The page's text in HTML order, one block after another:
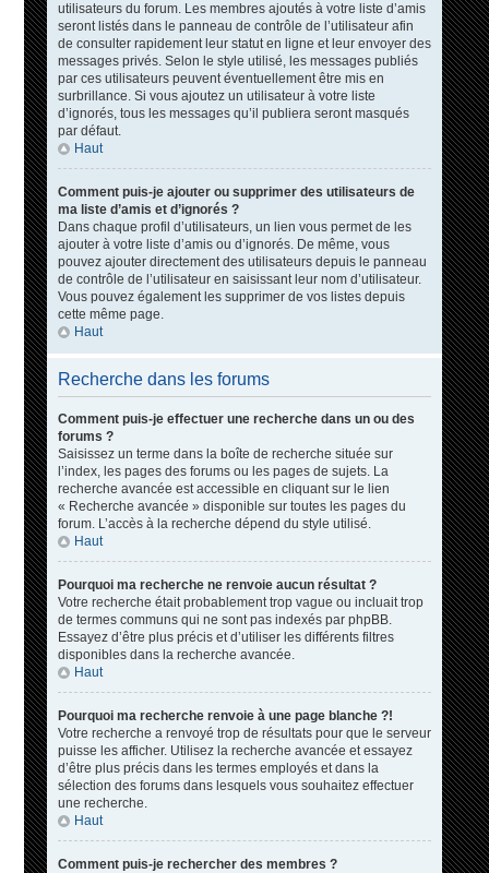
utilisateurs du forum. Les membres ajoutés à votre liste d’amis
seront listés dans le panneau de contrôle de l’utilisateur afin
de consulter rapidement leur statut en ligne et leur envoyer des
messages privés. Selon le style utilisé, les messages publiés
par ces utilisateurs peuvent éventuellement être mis en
surbrillance. Si vous ajoutez un utilisateur à votre liste
d’ignorés, tous les messages qu’il publiera seront masqués
par défaut.
Haut
Comment puis-je ajouter ou supprimer des utilisateurs de
ma liste d’amis et d’ignorés ?
Dans chaque profil d’utilisateurs, un lien vous permet de les
ajouter à votre liste d’amis ou d’ignorés. De même, vous
pouvez ajouter directement des utilisateurs depuis le panneau
de contrôle de l’utilisateur en saisissant leur nom d’utilisateur.
Vous pouvez également les supprimer de vos listes depuis
cette même page.
Haut
Recherche dans les forums
Comment puis-je effectuer une recherche dans un ou des
forums ?
Saisissez un terme dans la boîte de recherche située sur
l’index, les pages des forums ou les pages de sujets. La
recherche avancée est accessible en cliquant sur le lien
« Recherche avancée » disponible sur toutes les pages du
forum. L’accès à la recherche dépend du style utilisé.
Haut
Pourquoi ma recherche ne renvoie aucun résultat ?
Votre recherche était probablement trop vague ou incluait trop
de termes communs qui ne sont pas indexés par phpBB.
Essayez d’être plus précis et d’utiliser les différents filtres
disponibles dans la recherche avancée.
Haut
Pourquoi ma recherche renvoie à une page blanche ?!
Votre recherche a renvoyé trop de résultats pour que le serveur
puisse les afficher. Utilisez la recherche avancée et essayez
d’être plus précis dans les termes employés et dans la
sélection des forums dans lesquels vous souhaitez effectuer
une recherche.
Haut
Comment puis-je rechercher des membres ?